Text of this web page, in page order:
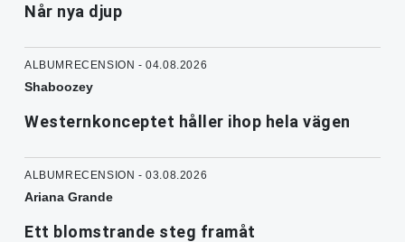
Når nya djup
ALBUMRECENSION - 04.08.2026
Shaboozey
Westernkonceptet håller ihop hela vägen
ALBUMRECENSION - 03.08.2026
Ariana Grande
Ett blomstrande steg framåt